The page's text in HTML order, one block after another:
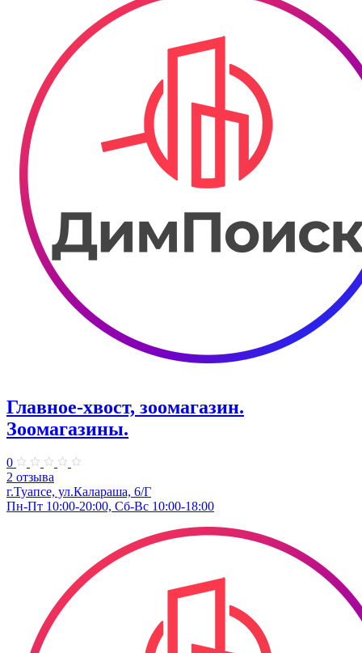
Главное-хвост, зоомагазин.
Зоомагазины.
0
2 отзыва
г.Туапсе, ул.​Калараша, 6/Г
Пн-Пт 10:00-20:00, Сб-Вс 10:00-18:00